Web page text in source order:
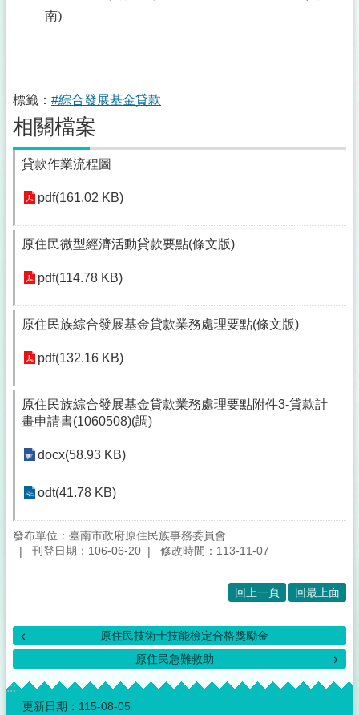
南)
標籤： #綜合發展基金貸款
相關檔案
貸款作業流程圖
pdf(161.02 KB)
原住民微型經濟活動貸款要點(條文版)
pdf(114.78 KB)
原住民族綜合發展基金貸款業務處理要點(條文版)
pdf(132.16 KB)
原住民族綜合發展基金貸款業務處理要點附件3-貸款計
畫申請書(1060508)(調)
docx(58.93 KB)
odt(41.78 KB)
發布單位：臺南市政府原住民族事務委員會
刊登日期：106-06-20
修改時間：113-11-07
回上一頁 回最上面
原住民技術士技能檢定合格獎勵金
原住民急難救助
:::
更新日期： 115-08-05